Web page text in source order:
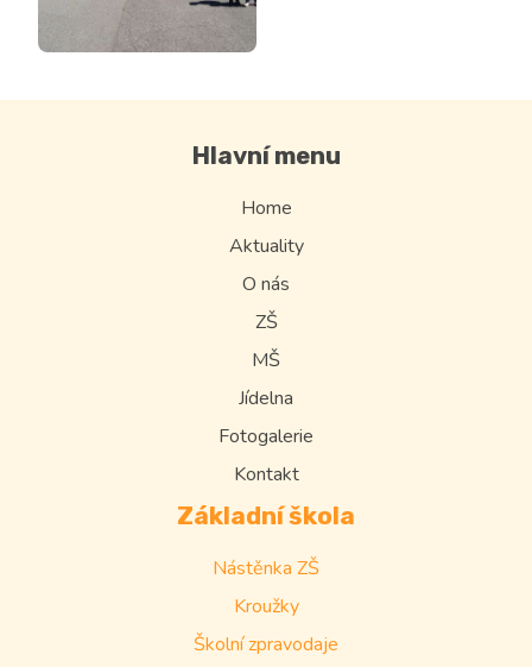
Hlavní menu
Home
Aktuality
O nás
ZŠ
MŠ
Jídelna
Fotogalerie
Kontakt
Základní škola
Nástěnka ZŠ
Kroužky
Školní zpravodaje